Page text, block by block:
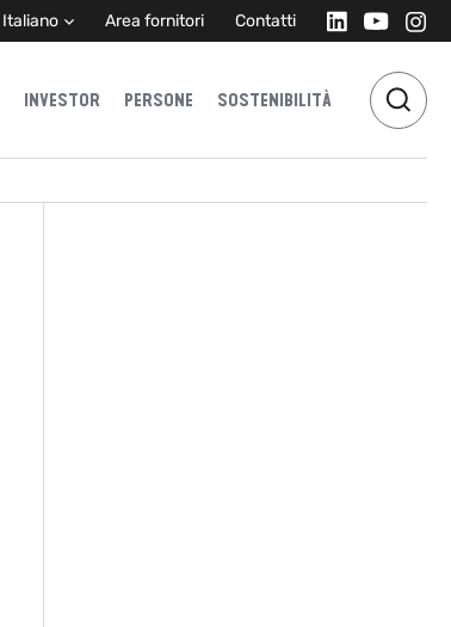
Italiano Area fornitori Contatti
INVESTOR PERSONE SOSTENIBILITÀ